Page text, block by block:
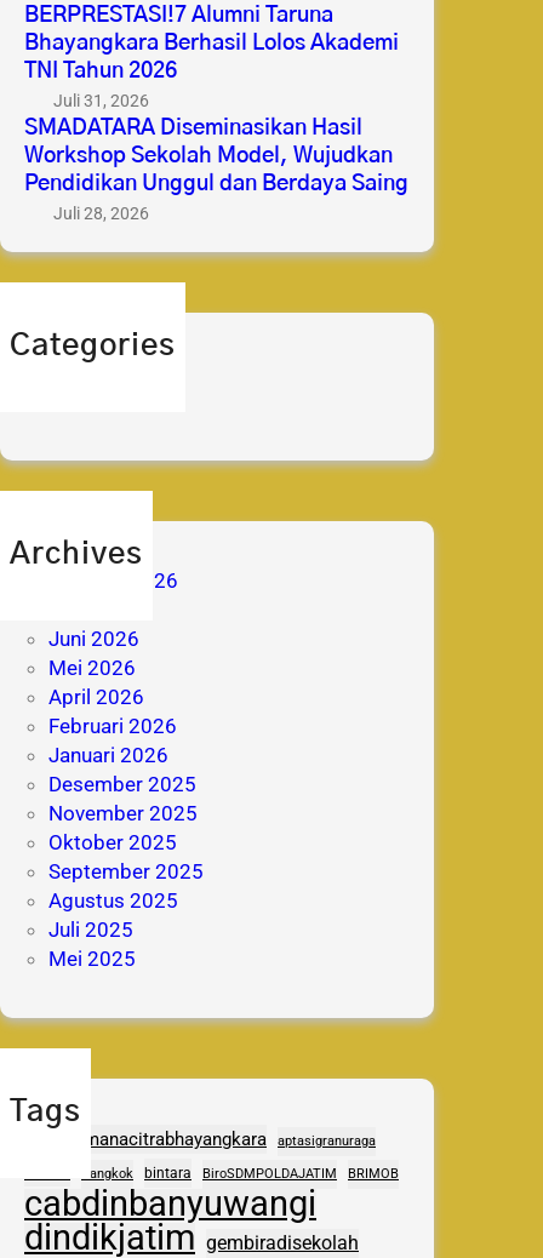
BERPRESTASI!7 Alumni Taruna
Bhayangkara Berhasil Lolos Akademi
TNI Tahun 2026
Juli 31, 2026
SMADATARA Diseminasikan Hasil
Workshop Sekolah Model, Wujudkan
Pendidikan Unggul dan Berdaya Saing
Juli 28, 2026
Categories
Archives
Agustus 2026
Juni 2026
Mei 2026
April 2026
Februari 2026
Januari 2026
Desember 2025
November 2025
Oktober 2025
September 2025
Agustus 2025
Juli 2025
Mei 2025
Tags
adhipramanacitrabhayangkara aptasigranuraga
Bangkok bintara BiroSDMPOLDAJATIM BRIMOB
cabdinbanyuwangi
dindikjatim gembiradisekolah